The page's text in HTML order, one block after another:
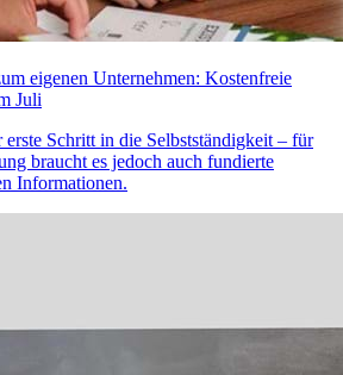
eigenen Unternehmen: Kostenfreie
Juli
Schritt in die Selbstständigkeit – für
braucht es jedoch auch fundierte
Informationen.